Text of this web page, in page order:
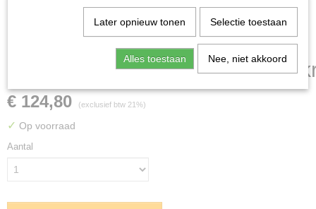
KN55-7010 ”ENCORE”
€ 124,80 (exclusief btw 21%)
✓ Op voorraad
Aantal
Later opnieuw tonen Selectie toestaan
Alles toestaan Nee, niet akkoord